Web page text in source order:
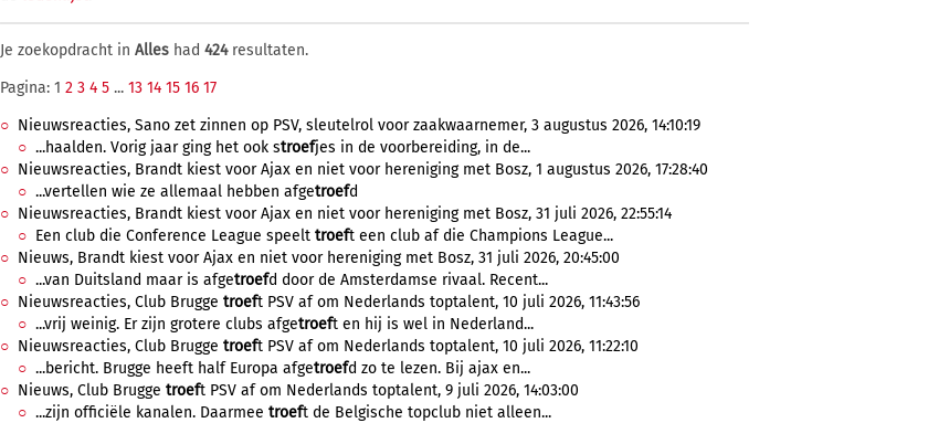
Je zoekopdracht in Alles had 424resultaten.
Pagina: 1 2 3 4 5 ... 13 14 15 16 17
Nieuwsreacties, Sano zet zinnen op PSV, sleutelrol voor zaakwaarnemer, 3 augustus 2026, 14:10:19
...haalden. Vorig jaar ging het ook stroefjes in de voorbereiding, in de...
Nieuwsreacties, Brandt kiest voor Ajax en niet voor hereniging met Bosz, 1 augustus 2026, 17:28:40
...vertellen wie ze allemaal hebben afgetroefd
Nieuwsreacties, Brandt kiest voor Ajax en niet voor hereniging met Bosz, 31 juli 2026, 22:55:14
Een club die Conference League speelt troeft een club af die Champions League...
Nieuws, Brandt kiest voor Ajax en niet voor hereniging met Bosz, 31 juli 2026, 20:45:00
...van Duitsland maar is afgetroefd door de Amsterdamse rivaal. Recent...
Nieuwsreacties, Club Brugge troeft PSV af om Nederlands toptalent, 10 juli 2026, 11:43:56
...vrij weinig. Er zijn grotere clubs afgetroeft en hij is wel in Nederland...
Nieuwsreacties, Club Brugge troeft PSV af om Nederlands toptalent, 10 juli 2026, 11:22:10
...bericht. Brugge heeft half Europa afgetroefd zo te lezen. Bij ajax en...
Nieuws, Club Brugge troeft PSV af om Nederlands toptalent, 9 juli 2026, 14:03:00
...zijn officiële kanalen. Daarmee troeft de Belgische topclub niet alleen...